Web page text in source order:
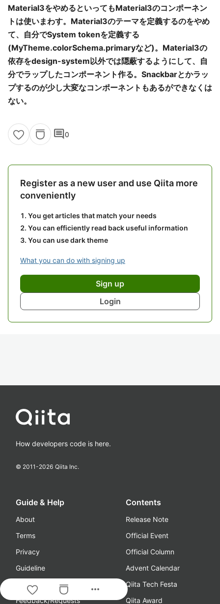
Material3をやめるといってもMaterial3のコンポーネン
トは使いまわす。Material3のテーマを定義するのをやめ
て、自分でSystem tokenを定義する
(MyTheme.colorSchema.primaryなど)。Material3の
依存をdesign-system以外では隠蔽するようにして、自
分でラップしたコンポーネント作る。Snackbarとかラッ
プするのが少し大変なコンポーネントもあるができなくは
ない。
comment0
Register as a new user and use Qiita more
conveniently
You get articles that match your needs
You can efficiently read back useful information
You can use dark theme
What you can do with signing up
Sign up
Login
more_horiz
How developers code is here.
© 2011-2026 Qiita Inc.
Guide & Help
About
Terms
Privacy
Guideline
Media Kit
Feedback/Requests
Contents
Release Note
Official Event
Official Column
Advent Calendar
Qiita Tech Festa
Qiita Award